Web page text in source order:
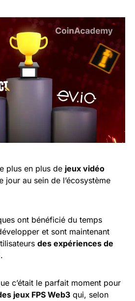
plus en plus de jeux vidéo
jour au sein de l’écosystème
ont bénéficié du temps
et sont maintenant
des expériences de
.
c’était le parfait moment pour
jeux FPS Web3 qui, selon